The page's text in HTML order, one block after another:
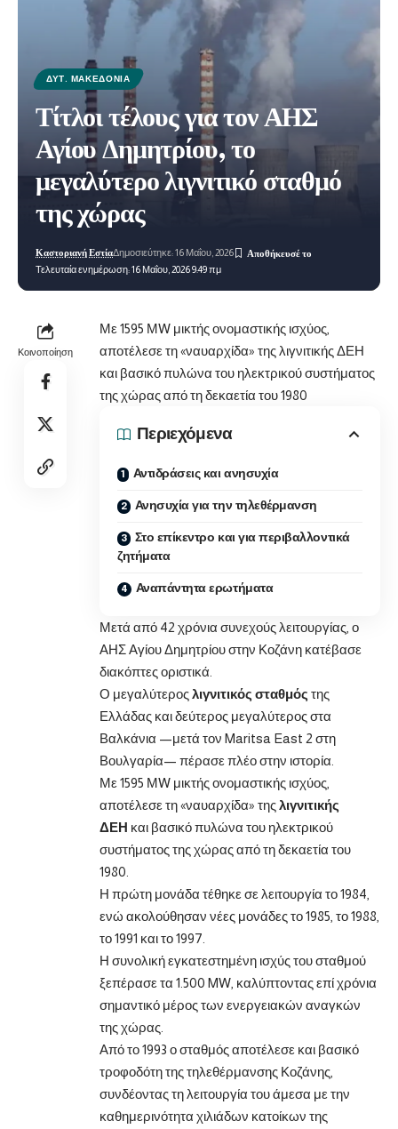
ΔΥΤ. ΜΑΚΕΔΟΝΊΑ
Τίτλοι τέλους για τον ΑΗΣ
Αγίου Δημητρίου, το
μεγαλύτερο λιγνιτικό σταθμό
της χώρας
Τελευταία ενημέρωση: 16 Μαΐου, 2026 9:49 πμ
Καστοριανή ΕστίαΔημοσιεύτηκε: 16 Μαΐου, 2026
Κοινοποίηση
Με 1595 ΜW μικτής ονομαστικής ισχύος,
αποτέλεσε τη «ναυαρχίδα» της λιγνιτικής ΔΕΗ
και βασικό πυλώνα του ηλεκτρικού συστήματος
της χώρας από τη δεκαετία του 1980
Περιεχόμενα
Αντιδράσεις και ανησυχία
Ανησυχία για την τηλεθέρμανση
Στο επίκεντρο και για περιβαλλοντικά
ζητήματα
Αναπάντητα ερωτήματα
Μετά από 42 χρόνια συνεχούς λειτουργίας, ο
ΑΗΣ Αγίου Δημητρίου στην Κοζάνη κατέβασε
διακόπτες οριστικά.
Ο μεγαλύτεροςλιγνιτικός σταθμός της
Ελλάδας και δεύτερος μεγαλύτερος στα
Βαλκάνια —μετά τον Maritsa East 2 στη
Βουλγαρία— πέρασε πλέο στην ιστορία.
Με 1595 ΜW μικτής ονομαστικής ισχύος,
αποτέλεσε τη «ναυαρχίδα» τηςλιγνιτικής
ΔΕΗ και βασικό πυλώνα του ηλεκτρικού
συστήματος της χώρας από τη δεκαετία του
1980.
Η πρώτη μονάδα τέθηκε σε λειτουργία το 1984,
ενώ ακολούθησαν νέες μονάδες το 1985, το 1988,
το 1991 και το 1997.
Η συνολική εγκατεστημένη ισχύς του σταθμού
ξεπέρασε τα 1.500 MW, καλύπτοντας επί χρόνια
σημαντικό μέρος των ενεργειακών αναγκών
της χώρας.
Από το 1993 ο σταθμός αποτέλεσε και βασικό
τροφοδότη της τηλεθέρμανσης Κοζάνης,
συνδέοντας τη λειτουργία του άμεσα με την
καθημερινότητα χιλιάδων κατοίκων της